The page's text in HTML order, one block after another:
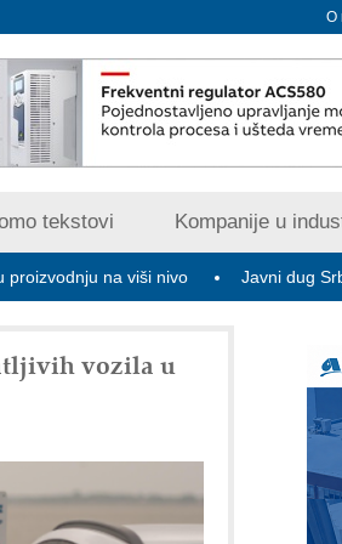
O
tekstovi Kompanije u
na viši nivo Javni dug Srbije na
vozila u